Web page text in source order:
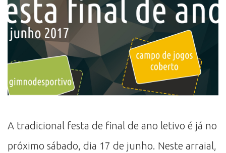
A tradicional festa de final de ano letivo é já no
próximo sábado, dia 17 de junho. Neste arraial,